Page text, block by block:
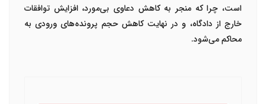
است، چرا که منجر به کاهش دعاوی بی‌مورد، افزایش توافقات
خارج از دادگاه، و در نهایت کاهش حجم پرونده‌های ورودی به
محاکم می‌شود.